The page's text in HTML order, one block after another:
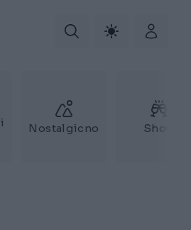
Nostalgicno Show